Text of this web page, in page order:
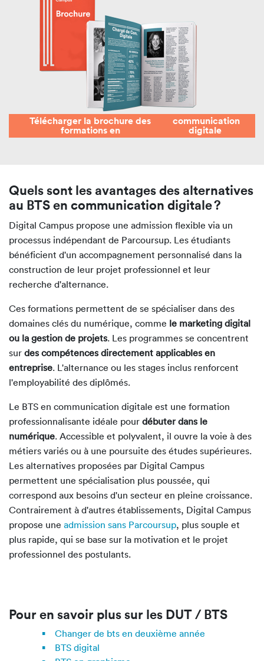
Télécharger la brochure des
formations en
communication
digitale
Quels sont les avantages des alternatives
au BTS en communication digitale ?
Digital Campus propose une admission flexible via un
processus indépendant de Parcoursup. Les étudiants
bénéficient d'un accompagnement personnalisé dans la
construction de leur projet professionnel et leur
recherche d'alternance.
Ces formations permettent de se spécialiser dans des
domaines clés du numérique, comme le marketing digital
ou la gestion de projets. Les programmes se concentrent
sur des compétences directement applicables en
entreprise. L'alternance ou les stages inclus renforcent
l'employabilité des diplômés.
Le BTS en communication digitale est une formation
professionnalisante idéale pour débuter dans le
numérique. Accessible et polyvalent, il ouvre la voie à des
métiers variés ou à une poursuite des études supérieures.
Les alternatives proposées par Digital Campus
permettent une spécialisation plus poussée, qui
correspond aux besoins d'un secteur en pleine croissance.
Contrairement à d'autres établissements, Digital Campus
propose une admission sans Parcoursup, plus souple et
plus rapide, qui se base sur la motivation et le projet
professionnel des postulants.
Pour en savoir plus sur les DUT / BTS
Changer de bts en deuxième année
BTS digital